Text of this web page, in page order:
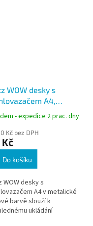
WOW desky s
A4,
růžová
- expedice 2 prac. dny
Kč bez DPH
Do košíku
WOW desky s
A4 v metalické
barvě slouží k
ukládání